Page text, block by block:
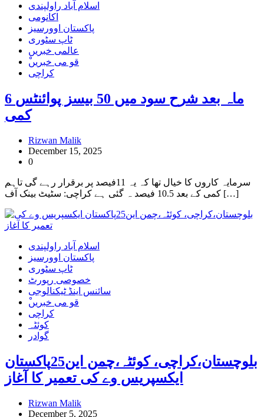
اسلام آباد راولپندی
اکانومی
پاکستان اوورسیز
ٹاپ سٹوری
عالمی خبریں
ْقو می خبریں
کراچی
6 ماہ بعد شرح سود میں 50 بیسز پوائنٹس
کمی
Rizwan Malik
December 15, 2025
0
سرمایہ کاروں کا خیال تھا کہ یہ 11فیصد پر برقرار رہے گی تاہم
کمی کے بعد 10.5 فیصد ہ گئی ہے کراچی: سٹیٹ بینک آف […]
اسلام آباد راولپندی
پاکستان اوورسیز
ٹاپ سٹوری
خصوصی رپورٹ
سائنس اینڈ ٹیکنالوجی
ْقو می خبریں
کراچی
کوئٹہ
گوادر
بلوچستان،کراچی، کوئٹہ،چمن این25پاکستان
ایکسپریس وے کی تعمیر کا آغاز
Rizwan Malik
December 5, 2025